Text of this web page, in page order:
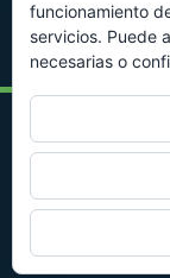
©
funcionamiento
servicios. Puede
necesarias o